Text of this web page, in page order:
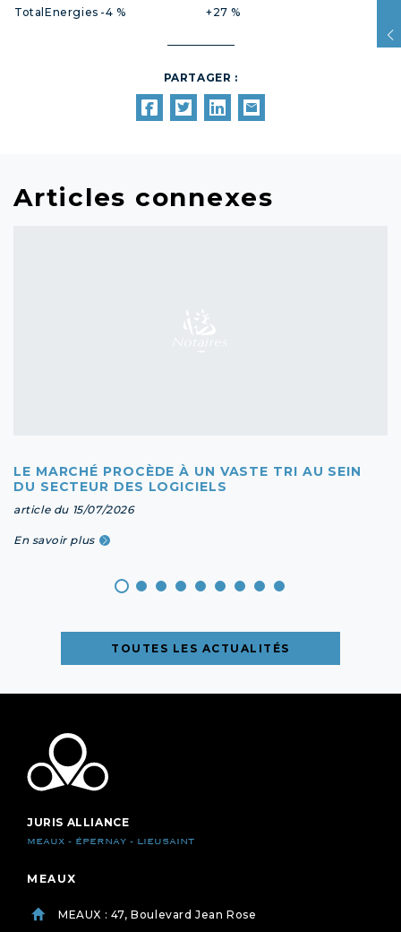
TotalEnergies -4 % +27 %
PARTAGER :
Articles connexes
LE MARCHÉ PROCÈDE À UN VASTE TRI AU SEIN
DU SECTEUR DES LOGICIELS
article du 15/07/2026
En savoir plus
TOUTES LES ACTUALITÉS
JURIS ALLIANCE
MEAUX - ÉPERNAY - LIEUSAINT
MEAUX
MEAUX : 47, Boulevard Jean Rose